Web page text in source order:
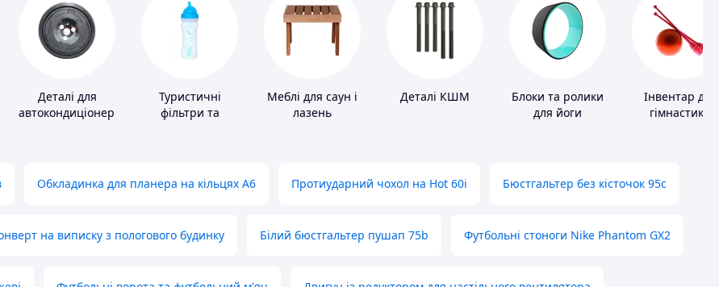
Деталі для
автокондиціонерів
Туристичні
фільтри та
Меблі для саун і
лазень
Деталі КШМ
Блоки та ролики
для йоги
Інвентар для
гімнастики
Обкладинка для планера на кільцях А6 Протиударний чохол на Hot 60i Бюстгальтер без кісточок 95с
на виписку з пологового будинку Білий бюстгальтер пушап 75b Футбольні стоноги Nike Phantom GX2